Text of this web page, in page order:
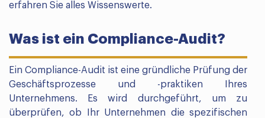
erfahren Sie alles Wissenswerte.
Was ist ein Compliance-Audit?
Ein Compliance-Audit ist eine gründliche Prüfung der
Geschäftsprozesse und -praktiken Ihres
Unternehmens. Es wird durchgeführt, um zu
überprüfen, ob Ihr Unternehmen die spezifischen